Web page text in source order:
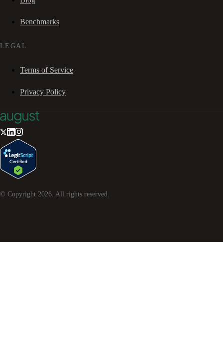
Benchmarks
LEGAL
Terms of Service
Privacy Policy
© Copyright 2026 . All rights reserved.